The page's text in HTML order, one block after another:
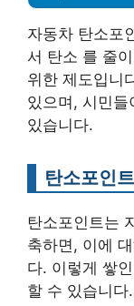
자동차 탄소포
서 탄소 를 줄
위한 제도입니
있으며, 시민
있습니다.
탄소포인
탄소포인트는
축하면, 이에
다. 이렇게 쌓
할 수 있습니다.